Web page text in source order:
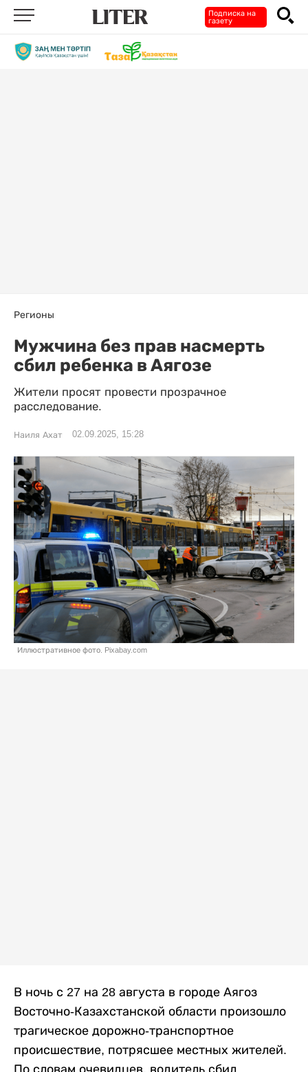
Подписка на
газету
Регионы
Мужчина без прав насмерть
сбил ребенка в Аягозе
Жители просят провести прозрачное
расследование.
Наиля Ахат 02.09.2025, 15:28
Иллюстративное фото. Pixabay.com
В ночь с 27 на 28 августа в городе Аягоз
Восточно-Казахстанской области произошло
трагическое дорожно-транспортное
происшествие, потрясшее местных жителей.
По словам очевидцев, водитель сбил